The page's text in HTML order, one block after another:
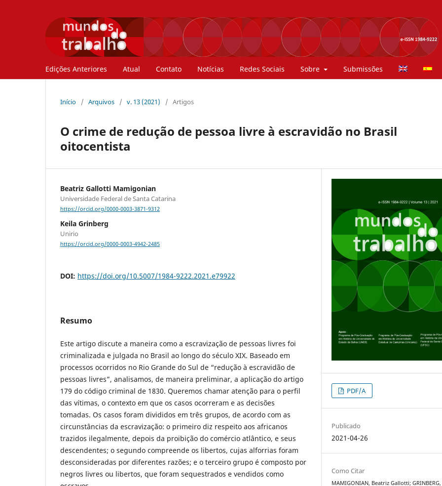
Edições Anteriores Atual Contato Notícias Redes Sociais Sobre Submissões
Início / Arquivos / v. 13 (2021) / Artigos
O crime de redução de pessoa livre à escravidão no Brasil
oitocentista
Beatriz Gallotti Mamigonian
Universidade Federal de Santa Catarina
https://orcid.org/0000-0003-3871-9312
Keila Grinberg
Unirio
https://orcid.org/0000-0003-4942-2485
DOI: https://doi.org/10.5007/1984-9222.2021.e79922
Resumo
Este artigo discute a maneira como a escravização de pessoas livres foi
criminalizada e julgada no Brasil ao longo do século XIX. Baseado em
processos ocorridos no Rio Grande do Sul de “redução à escravidão de
pessoas livres”, analisamos, de maneira preliminar, a aplicação do artigo
179 do código criminal de 1830. Queremos chamar atenção para o perfil
das vítimas, o contexto em que os casos ocorreram e as decisões
tomadas. Os casos foram divididos em três grupos, de acordo com as
circunstâncias da escravização: o primeiro diz respeito aos africanos
trazidos ilegalmente, depois da proibição do comércio atlântico, e seus
descendentes; o segundo compreende os libertos, cujas alforrias foram
desconsideradas por diferentes razões; e o terceiro grupo é composto por
negros livres ou libertos, que foram sequestrados e vendidos como
PDF/A
Publicado
2021-04-26
Como Citar
MAMIGONIAN, Beatriz Gallotti; GRINBERG,